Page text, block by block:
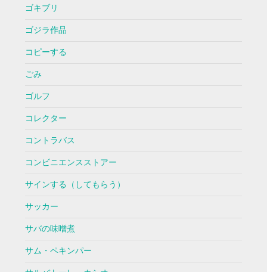
ゴキブリ
ゴジラ作品
コピーする
ごみ
ゴルフ
コレクター
コントラバス
コンビニエンスストアー
サインする（してもらう）
サッカー
サバの味噌煮
サム・ペキンパー